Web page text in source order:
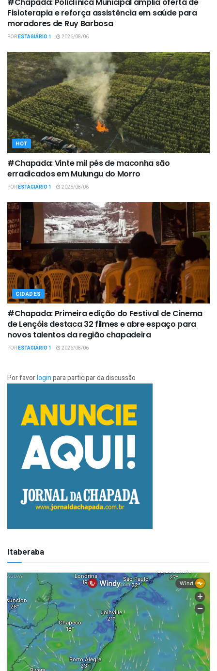
Fisioterapia e reforça assistência em saúde para
moradores de Ruy Barbosa
PORESTAGIÁRIO 1 2026/08/06
HOT
#Chapada: Vinte mil pés de maconha são
erradicados em Mulungu do Morro
PORESTAGIÁRIO 1 2026/08/06
CIDADES
#Chapada: Primeira edição do Festival de Cinema
de Lençóis destaca 32 filmes e abre espaço para
novos talentos da região chapadeira
PORESTAGIÁRIO 1 2026/08/06
Por favorloginpara participar da discussão
Itaberaba